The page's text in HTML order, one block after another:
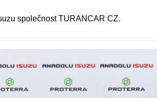
společnost TURANCAR CZ.